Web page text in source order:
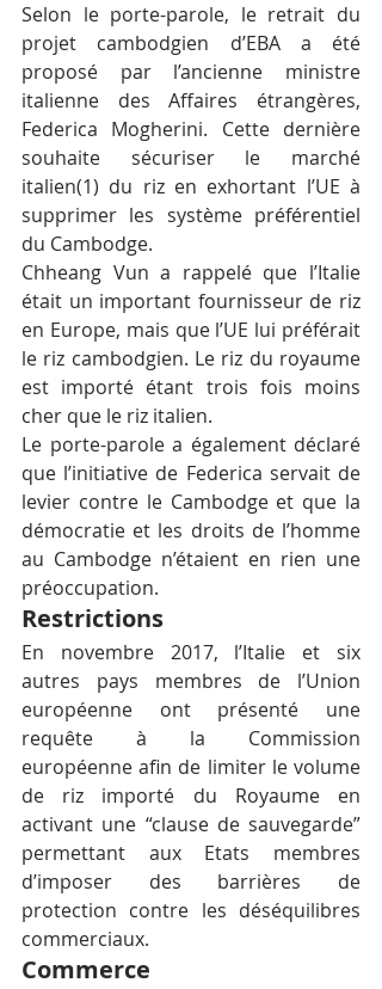
Selon le porte-parole, le retrait du
projet cambodgien d’EBA a été
proposé par l’ancienne ministre
italienne des Affaires étrangères,
Federica Mogherini. Cette dernière
souhaite sécuriser le marché
italien(1) du riz en exhortant l’UE à
supprimer les système préférentiel
du Cambodge.
Chheang Vun a rappelé que l’Italie
était un important fournisseur de riz
en Europe, mais que l’UE lui préférait
le riz cambodgien. Le riz du royaume
est importé étant trois fois moins
cher que le riz italien.
Le porte-parole a également déclaré
que l’initiative de Federica servait de
levier contre le Cambodge et que la
démocratie et les droits de l’homme
au Cambodge n’étaient en rien une
préoccupation.
Restrictions
En novembre 2017, l’Italie et six
autres pays membres de l’Union
européenne ont présenté une
requête à la Commission
européenne afin de limiter le volume
de riz importé du Royaume en
activant une “clause de sauvegarde”
permettant aux Etats membres
d’imposer des barrières de
protection contre les déséquilibres
commerciaux.
Commerce